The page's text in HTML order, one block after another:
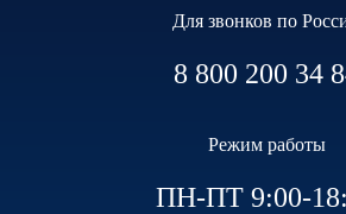
Для звонков по
8 800 200 34
Режим работы
ПН-ПТ 9:00-